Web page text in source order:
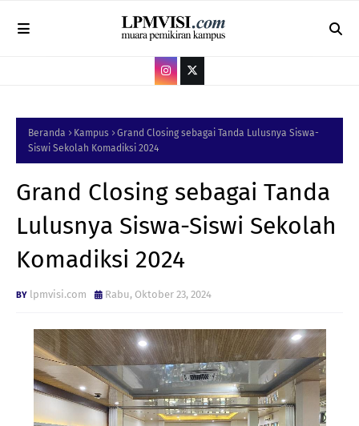
Beranda Kampus
Grand Closing sebagai Tanda Lulusnya Siswa-
Siswi Sekolah Komadiksi 2024
Grand Closing sebagai Tanda
Lulusnya Siswa-Siswi Sekolah
Komadiksi 2024
lpmvisi.com Rabu, Oktober 23, 2024